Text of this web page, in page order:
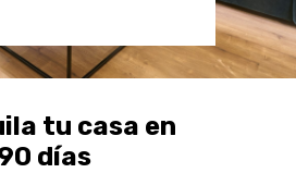
tu casa en
días